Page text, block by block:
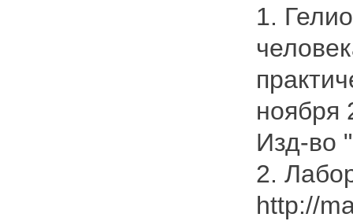
1.
ноября
Изд-во
2.
http://